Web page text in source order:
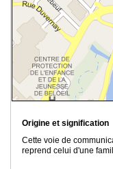
Origine et signification
Cette voie de
reprend celui d'une